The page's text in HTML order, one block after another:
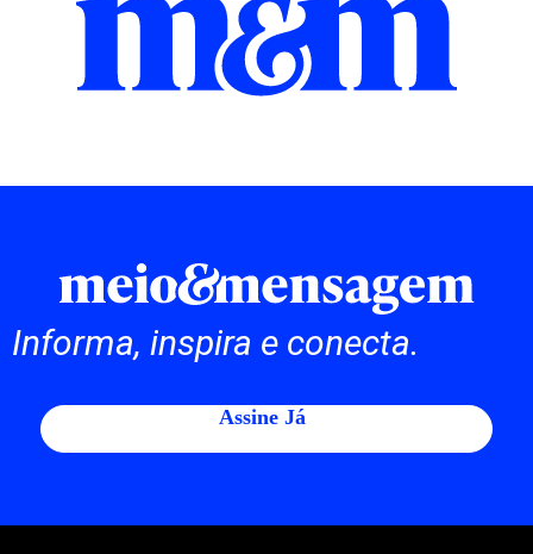
Informa, inspira e conecta.
Assine Já